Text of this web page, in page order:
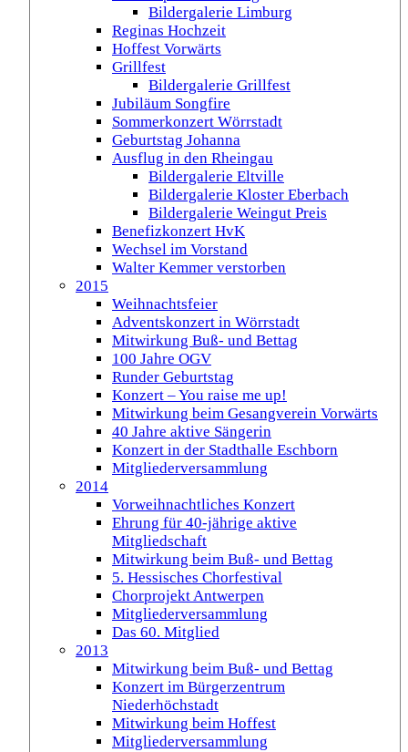
Bildergalerie Limburg
Reginas Hochzeit
Hoffest Vorwärts
Grillfest
Bildergalerie Grillfest
Jubiläum Songfire
Sommerkonzert Wörrstadt
Geburtstag Johanna
Ausflug in den Rheingau
Bildergalerie Eltville
Bildergalerie Kloster Eberbach
Bildergalerie Weingut Preis
Benefizkonzert HvK
Wechsel im Vorstand
Walter Kemmer verstorben
2015
Weihnachtsfeier
Adventskonzert in Wörrstadt
Mitwirkung Buß- und Bettag
100 Jahre OGV
Runder Geburtstag
Konzert – You raise me up!
Mitwirkung beim Gesangverein Vorwärts
40 Jahre aktive Sängerin
Konzert in der Stadthalle Eschborn
Mitgliederversammlung
2014
Vorweihnachtliches Konzert
Ehrung für 40-jährige aktive
Mitgliedschaft
Mitwirkung beim Buß- und Bettag
5. Hessisches Chorfestival
Chorprojekt Antwerpen
Mitgliederversammlung
Das 60. Mitglied
2013
Mitwirkung beim Buß- und Bettag
Konzert im Bürgerzentrum
Niederhöchstadt
Mitwirkung beim Hoffest
Mitgliederversammlung